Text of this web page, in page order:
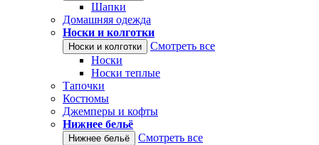
Шапки
Домашняя одежда
Носки и колготки
Носки и колготки
Смотреть все
Носки
Носки теплые
Тапочки
Костюмы
Джемперы и кофты
Нижнее бельё
Нижнее бельё
Смотреть все